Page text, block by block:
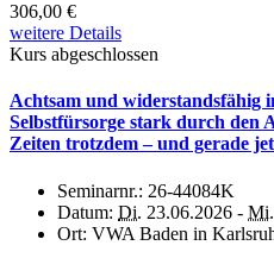
306,00 €
weitere Details
Kurs abgeschlossen
Achtsam und widerstandsfähig
Selbstfürsorge stark durch den
Zeiten trotzdem – und gerade
Seminarnr.: 26-44084K
Datum: Di. 23.06.2026 - Mi.
Ort: VWA Baden in